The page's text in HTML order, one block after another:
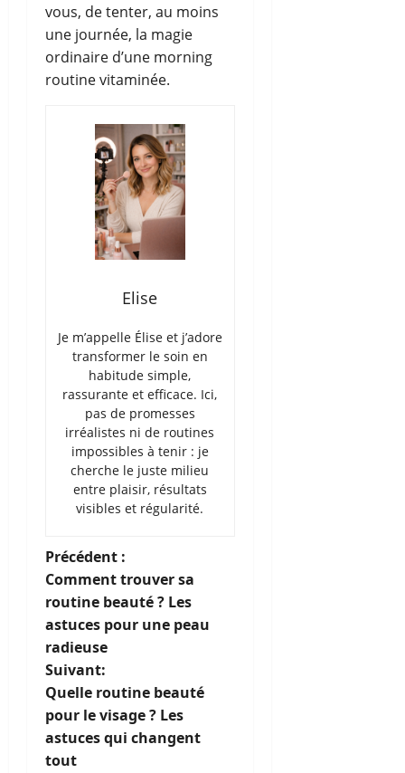
vous, de tenter, au moins
une journée, la magie
ordinaire d’une morning
routine vitaminée.
Elise
Je m’appelle Élise et j’adore
transformer le soin en
habitude simple,
rassurante et efficace. Ici,
pas de promesses
irréalistes ni de routines
impossibles à tenir : je
cherche le juste milieu
entre plaisir, résultats
visibles et régularité.
N
a
v
i
g
a
Précédent :
Comment trouver sa
routine beauté ? Les
astuces pour une peau
radieuse
Suivant:
Quelle routine beauté
pour le visage ? Les
astuces qui changent
tout